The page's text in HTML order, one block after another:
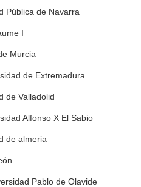
Pública de Navarra
I
Murcia
de Extremadura
de Valladolid
Alfonso X El Sabio
de almeria
Pablo de Olavide